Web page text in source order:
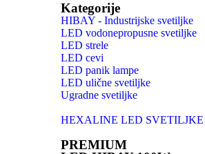
Kategorije
HIBAY - Industrijske svetiljke
LED vodonepropusne svetiljke
LED strele
LED cevi
LED panik lampe
LED ulične svetiljke
Ugradne svetiljke
HEXALINE LED SVETILJKE
PREMIUM